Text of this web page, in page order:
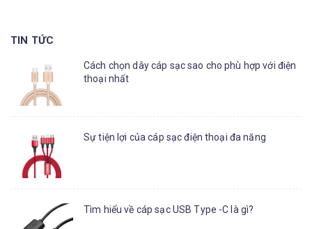
TIN TỨC
Cách chọn dây cáp sạc sao cho phù hợp với điện
thoại nhất
Sự tiện lợi của cáp sạc điện thoại đa năng
Tìm hiểu về cáp sạc USB Type -C là gì?